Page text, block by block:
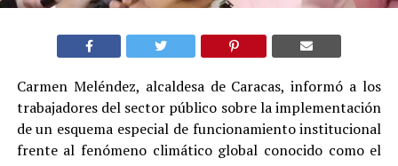
Carmen Meléndez, alcaldesa de Caracas, informó a los
trabajadores del sector público sobre la implementación
de un esquema especial de funcionamiento institucional
frente al fenómeno climático global conocido como el